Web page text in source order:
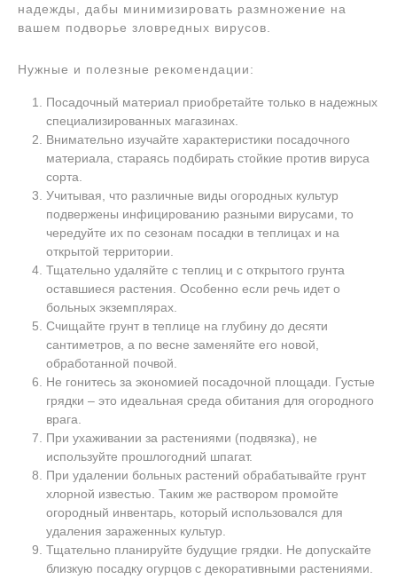
надежды, дабы минимизировать размножение на
вашем подворье зловредных вирусов.
Нужные и полезные рекомендации:
Посадочный материал приобретайте только в надежных
специализированных магазинах.
Внимательно изучайте характеристики посадочного
материала, стараясь подбирать стойкие против вируса
сорта.
Учитывая, что различные виды огородных культур
подвержены инфицированию разными вирусами, то
чередуйте их по сезонам посадки в теплицах и на
открытой территории.
Тщательно удаляйте с теплиц и с открытого грунта
оставшиеся растения. Особенно если речь идет о
больных экземплярах.
Счищайте грунт в теплице на глубину до десяти
сантиметров, а по весне заменяйте его новой,
обработанной почвой.
Не гонитесь за экономией посадочной площади. Густые
грядки – это идеальная среда обитания для огородного
врага.
При ухаживании за растениями (подвязка), не
используйте прошлогодний шпагат.
При удалении больных растений обрабатывайте грунт
хлорной известью. Таким же раствором промойте
огородный инвентарь, который использовался для
удаления зараженных культур.
Тщательно планируйте будущие грядки. Не допускайте
близкую посадку огурцов с декоративными растениями.